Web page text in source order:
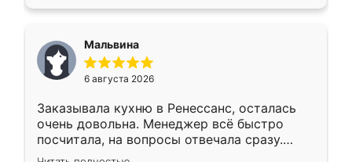
меньше, здесь же он более разнообразный.
Мне нравится ,если что-то потребуется из
мебели буду заказывать только здесь.
Мальвина
6 августа 2026
Заказывала кухню в Ренессанс, осталась
очень довольна. Менеджер всё быстро
посчитала, на вопросы отвечала сразу.
Замерщик приехал в субботу, подошёл к